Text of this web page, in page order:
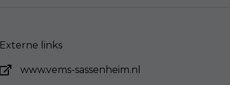
Externe links
www.vems-sassenheim.nl